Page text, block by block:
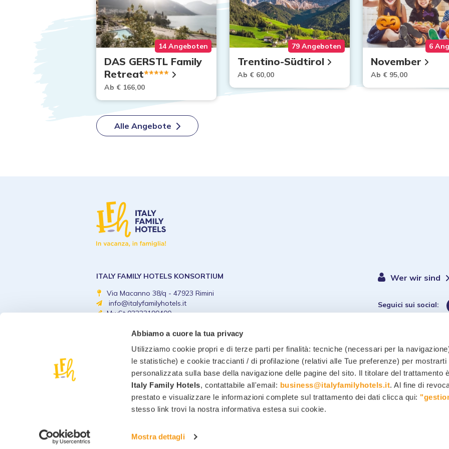
Abbiamo a cuore la tua privacy
Utilizziamo cookie propri e di terze parti per finalità: tecniche (necessari per la
le statistiche) e cookie traccianti / di profilazione (relativi alle Tue preferenze) per mostrarti
personalizzata sulla base della navigazione delle pagine del sito. Il titolare del trattamento è
Italy Family Hotels, contattabile all'email: business@italyfamilyhotels.it. Al fine di
prestato e visualizzare le informazioni complete sul trattamento dei dati clicca qui:
stesso link trovi la nostra informativa estesa sui cookie.
Mostra dettagli
14 Angeboten
DAS GERSTL Family
Retreat*****
Ab € 166,00
79 Angeboten
Trentino-Südtirol
Ab € 60,00
6
November
Ab € 95,00
Alle Angebote
Wer wir sind
Seguici sui social:
ITALY FAMILY HOTELS KONSORTIUM
Via Macanno 38/q - 47923 Rimini
info@italyfamilyhotels.it
MwSt 03223190400
Datenschutzrichtlinie-